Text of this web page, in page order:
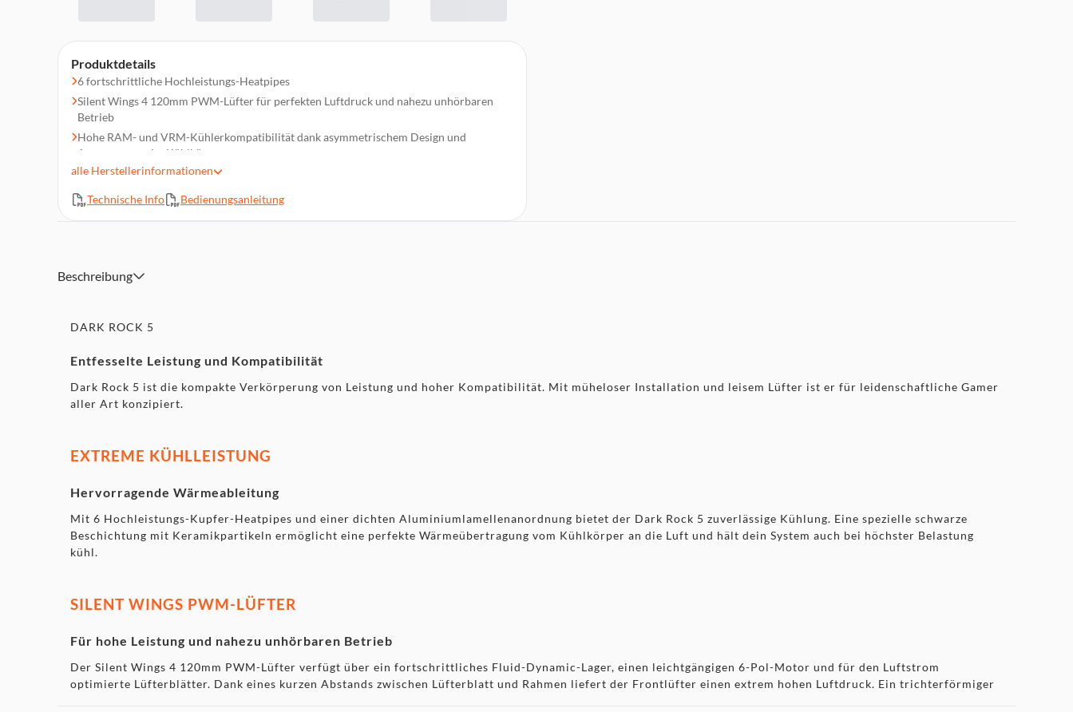
Produktdetails
6 fortschrittliche Hochleistungs-Heatpipes
Silent Wings 4 120mm PWM-Lüfter für perfekten Luftdruck und nahezu unhörbaren
Betrieb
Hohe RAM- und VRM-Kühlerkompatibilität dank asymmetrischem Design und
Aussparungen im Kühlkörper
Erreicht nur 29,8dB(A) bei maximaler Lüfterdrehzahl
Spezielle schwarze Beschichtung mit Keramikpartikeln ermöglicht perfekte
Wärmeübertragung und elegantes Aussehen
alle Herstellerinformationen
Technische Info Bedienungsanleitung
Beschreibung
DARK ROCK 5
Entfesselte Leistung und Kompatibilität
Dark Rock 5 ist die kompakte Verkörperung von Leistung und hoher Kompatibilität. Mit müheloser Installation und leisem Lüfter ist er für leidenschaftliche Gamer
aller Art konzipiert.
EXTREME KÜHLLEISTUNG
Hervorragende Wärmeableitung
Mit 6 Hochleistungs-Kupfer-Heatpipes und einer dichten Aluminiumlamellenanordnung bietet der Dark Rock 5 zuverlässige Kühlung. Eine spezielle schwarze
Beschichtung mit Keramikpartikeln ermöglicht eine perfekte Wärmeübertragung vom Kühlkörper an die Luft und hält dein System auch bei höchster Belastung
kühl.
SILENT WINGS PWM-LÜFTER
Für hohe Leistung und nahezu unhörbaren Betrieb
Der Silent Wings 4 120mm PWM-Lüfter verfügt über ein fortschrittliches Fluid-Dynamic-Lager, einen leichtgängigen 6-Pol-Motor und für den Luftstrom
optimierte Lüfterblätter. Dank eines kurzen Abstands zwischen Lüfterblatt und Rahmen liefert der Frontlüfter einen extrem hohen Luftdruck. Ein trichterförmiger